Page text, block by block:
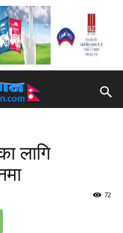
लागि
72